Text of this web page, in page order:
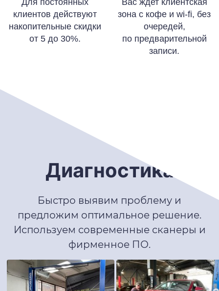
клиентов действуют
накопительные скидки
от 5 до 30%.
зона с кофе и wi-fi, без
очередей,
по предварительной
записи.
Диагностика
Быстро выявим проблему и
предложим оптимальное решение.
Используем современные сканеры и
фирменное ПО.